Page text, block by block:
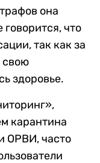
она
что
так как за
свою
здоровье.
карантина
ОРВИ, часто